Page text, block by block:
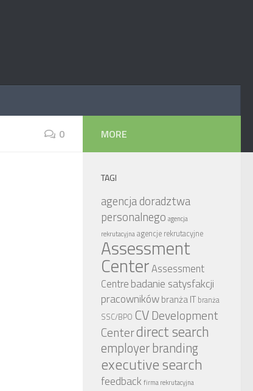
0 MORE
TAGI
agencja doradztwa
personalnego agencja
rekrutacyjnaagencje rekrutacyjne
Assessment
CenterAssessment
Centre badanie satysfakcji
pracownikówbranża IT branża
SSC/BPO CV Development
Centerdirect search
employer branding
executive search
feedback firma rekrutacyjna